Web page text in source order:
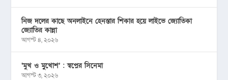
নিজ দলের কাছে অনলাইনে হেনস্তার শিকার হয়ে লাইভে জ্যোতিকা
জ্যোতির কান্না
আগস্ট ৪, ২০২৬
‘মুখ ও মু্খোশ’ : স্বপ্নের সিনেমা
আগস্ট ৩, ২০২৬